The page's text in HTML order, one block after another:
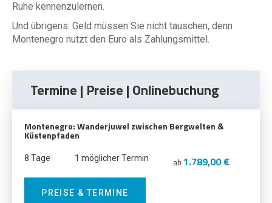
Ruhe kennenzulernen.
Und übrigens: Geld müssen Sie nicht tauschen, denn
Montenegro nutzt den Euro als Zahlungsmittel.
Termine | Preise | Onlinebuchung
Montenegro: Wanderjuwel zwischen Bergwelten &
Küstenpfaden
8 Tage 1 möglicher Termin ab 1.789,00 €
PREISE & TERMINE